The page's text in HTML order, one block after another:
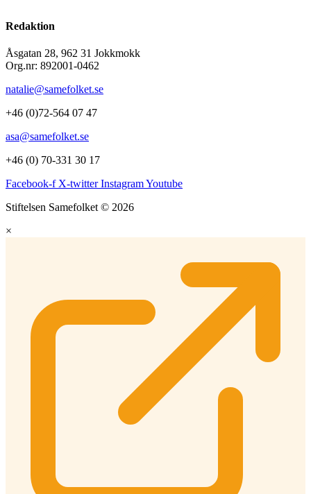
Redaktion
Åsgatan 28, 962 31 Jokkmokk
Org.nr: 892001-0462
natalie@samefolket.se
+46 (0)72-564 07 47
asa@samefolket.se
+46 (0) 70-331 30 17
Facebook-f X-twitter InstagramYoutube
Stiftelsen Samefolket © 2026
×